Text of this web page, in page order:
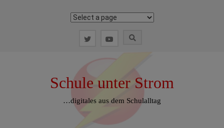
Schule unter Strom
…digitales aus dem Schulalltag